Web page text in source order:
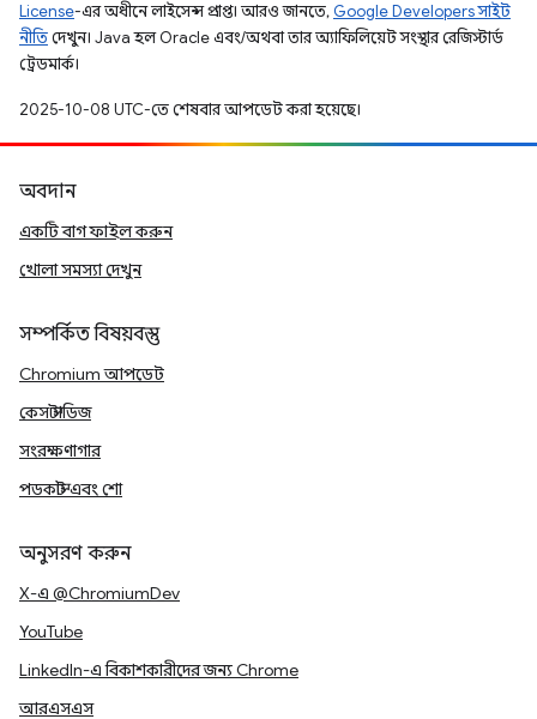
License-এর অধীনে লাইসেন্স প্রাপ্ত। আরও জানতে, Google Developers সাইট
নীতিদেখুন। Java হল Oracle এবং/অথবা তার অ্যাফিলিয়েট সংস্থার রেজিস্টার্ড
ট্রেডমার্ক।
2025-10-08 UTC-তে শেষবার আপডেট করা হয়েছে।
অবদান
একটি বাগ ফাইল করুন
খোলা সমস্যা দেখুন
সম্পর্কিত বিষয়বস্তু
Chromium আপডেট
কেস স্টাডিজ
সংরক্ষণাগার
পডকাস্ট এবং শো
অনুসরণ করুন
X-এ @ChromiumDev
YouTube
LinkedIn-এ বিকাশকারীদের জন্য Chrome
আরএসএস